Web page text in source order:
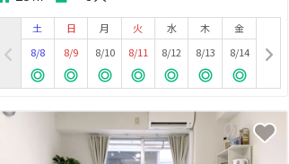
土
8/8
日
8/9
月
8/10
火
8/11
水
8/12
木
8/13
金
8/14